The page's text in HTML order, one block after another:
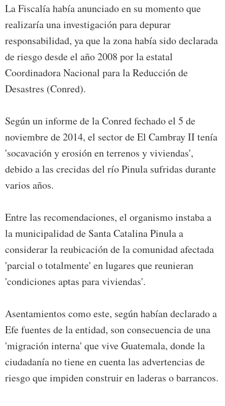
La Fiscalía había anunciado en su momento que
realizaría una investigación para depurar
responsabilidad, ya que la zona había sido declarada
de riesgo desde el año 2008 por la estatal
Coordinadora Nacional para la Reducción de
Desastres (Conred).
Según un informe de la Conred fechado el 5 de
noviembre de 2014, el sector de El Cambray II tenía
'socavación y erosión en terrenos y viviendas',
debido a las crecidas del río Pinula sufridas durante
varios años.
Entre las recomendaciones, el organismo instaba a
la municipalidad de Santa Catalina Pinula a
considerar la reubicación de la comunidad afectada
'parcial o totalmente' en lugares que reunieran
'condiciones aptas para viviendas'.
Asentamientos como este, según habían declarado a
Efe fuentes de la entidad, son consecuencia de una
'migración interna' que vive Guatemala, donde la
ciudadanía no tiene en cuenta las advertencias de
riesgo que impiden construir en laderas o barrancos.